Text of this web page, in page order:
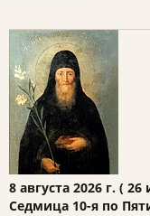
8 августа 2026 г. (
Седмица 10-я по